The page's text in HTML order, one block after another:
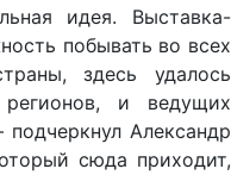
идея. Выставка-
побывать во всех
здесь удалось
и ведущих
Александр
сюда приходит,